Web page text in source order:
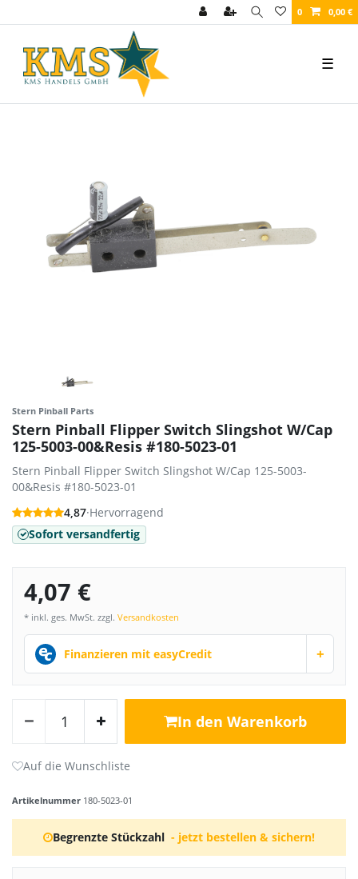
0 0,00 €
☰
Stern Pinball Parts
Stern Pinball Flipper Switch Slingshot W/Cap
125-5003-00&Resis #180-5023-01
Stern Pinball Flipper Switch Slingshot W/Cap 125-5003-
00&Resis #180-5023-01
4,87·Hervorragend
Sofort versandfertig
4,07 €
* inkl. ges. MwSt. zzgl. Versandkosten
Finanzieren mit easyCredit +
In den Warenkorb
Artikelnummer 180-5023-01
Begrenzte Stückzahl - jetzt bestellen & sichern!